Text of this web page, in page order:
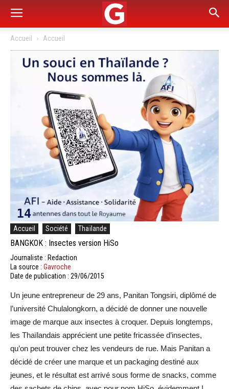
Accueil Accueil
Accueil Société Thaïlande
BANGKOK : Insectes version HiSo
Journaliste : Redaction
La source : Gavroche
Date de publication : 29/06/2015
Un jeune entrepreneur de 29 ans, Panitan Tongsiri, diplômé de
l’université Chulalongkorn, a décidé de donner une nouvelle
image de marque aux insectes à croquer. Depuis longtemps,
les Thaïlandais apprécient une petite fricassée d’insectes,
qu’on peut trouver chez les vendeurs de rue. Mais Panitan a
décidé de créer une marque et un packaging destiné aux
jeunes, et le résultat est arrivé sous forme de snacks, comme